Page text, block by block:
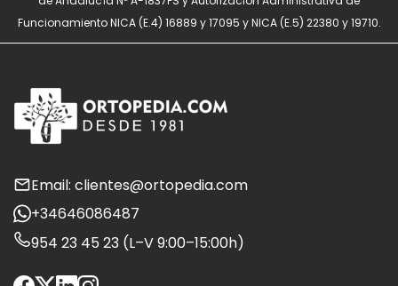
Funcionamiento NICA (E.4) 16889 y 17095 y NICA (E.5) 22380 y 19710.
Email: clientes@ortopedia.com
+34646086487
954 23 45 23 (L–V 9:00–15:00h)